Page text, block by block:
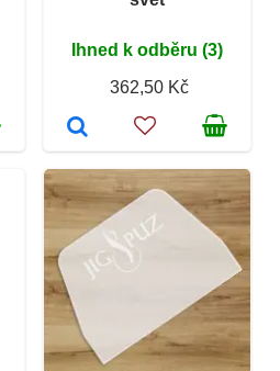
Ihned k odběru (3)
362,50 Kč